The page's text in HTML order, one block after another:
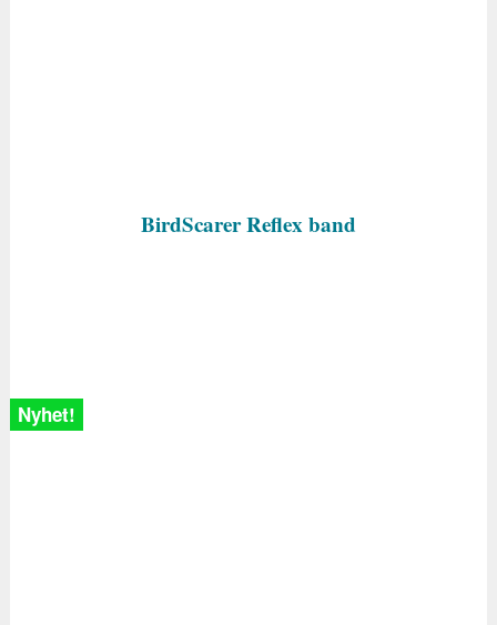
BirdScarer Reflex band
Nyhet!